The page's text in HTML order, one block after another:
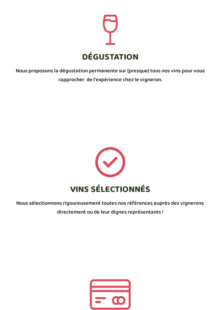
DÉGUSTATION
Nous proposons la dégustation permanente sur (presque) tous nos vins pour vous
rapprocher de l’expérience chez le vigneron.
VINS SÉLECTIONNÉS
Nous sélectionnons rigoureusement toutes nos références auprès des vignerons
directement ou de leur dignes représentants !